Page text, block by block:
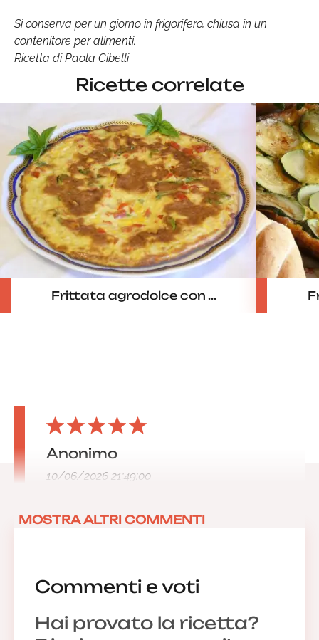
Si conserva per un giorno in frigorifero, chiusa in un
contenitore per alimenti.
Ricetta di Paola Cibelli
Ricette correlate
Frittata agrodolce con ...
Commenti e voti
Hai provato la ricetta?
Anonimo
10/06/2026 21:49:00
MOSTRA ALTRI COMMENTI